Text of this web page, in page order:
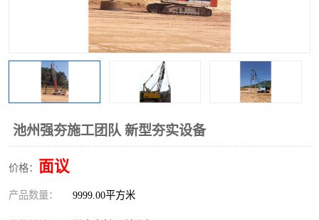
池州强夯施工团队 新型夯实设备
价格： 面议
产品数量： 9999.00平方米